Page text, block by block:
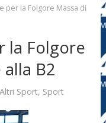
per la Folgore Massa di
la Folgore
B2
Altri Sport, Sport